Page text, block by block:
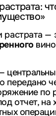
растрата —
передано
по
отчет, на